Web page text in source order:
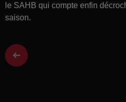
le SAHB qui compte enfin
saison.